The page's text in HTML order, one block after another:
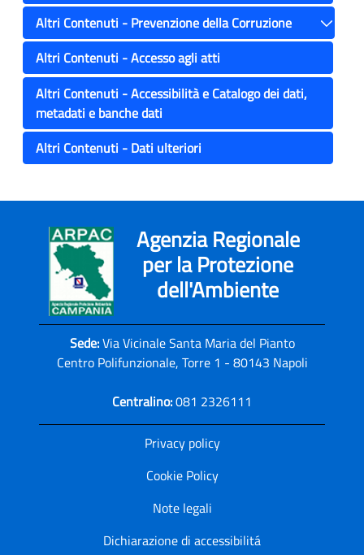
Altri Contenuti - Prevenzione della Corruzione
Toggle
Altri Contenuti - Accesso agli atti
Altri Contenuti - Accessibilità e Catalogo dei dati,
metadati e banche dati
Altri Contenuti - Dati ulteriori
Agenzia Regionale
per la Protezione
dell'Ambiente
Sede:Via Vicinale Santa Maria del Pianto
Centro Polifunzionale, Torre 1 - 80143 Napoli
Centralino:081 2326111
Privacy policy
Cookie Policy
Note legali
Dichiarazione di accessibilitá